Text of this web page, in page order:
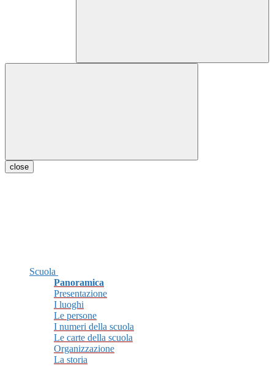
close
Scuola
Panoramica
Presentazione
I luoghi
Le persone
I numeri della scuola
Le carte della scuola
Organizzazione
La storia